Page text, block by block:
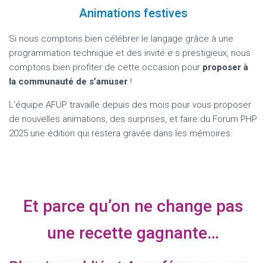
Animations festives
Si nous comptons bien célébrer le langage grâce à une
programmation technique et des invité·e·s prestigieux, nous
comptons bien profiter de cette occasion pour proposer à
la communauté de s’amuser !
L’équipe AFUP travaille depuis des mois pour vous proposer
de nouvelles animations, des surprises, et faire du Forum PHP
2025 une édition qui restera gravée dans les mémoires.
Et parce qu’on ne change pas
une recette gagnante…